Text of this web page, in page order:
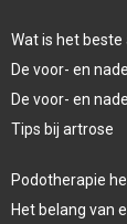
Wat is het beste
De voor- en
De voor- en
Tips bij artrose
Podotherapie
Het belang van